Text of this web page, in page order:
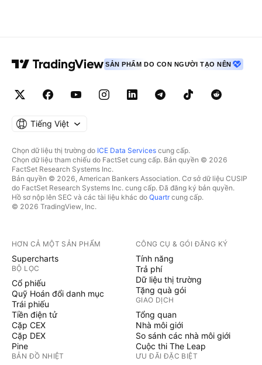
SẢN PHẨM DO CON NGƯỜI TẠO NÊN
Tiếng Việt
Chọn dữ liệu thị trường do ICE Data Services cung cấp.
Chọn dữ liệu tham chiếu do FactSet cung cấp. Bản quyền © 2026
FactSet Research Systems Inc.
Bản quyền © 2026, American Bankers Association. Cơ sở dữ liệu CUSIP
do FactSet Research Systems Inc. cung cấp. Đã đăng ký bản quyền.
Hồ sơ nộp lên SEC và các tài liệu khác do Quartrcung cấp.
© 2026 TradingView, Inc.
HƠN CẢ MỘT SẢN PHẨM
Supercharts
BỘ LỌC
Cổ phiếu
Quỹ Hoán đổi danh mục
Trái phiếu
Tiền điện tử
Cặp CEX
Cặp DEX
Pine
BẢN ĐỒ NHIỆT
CÔNG CỤ & GÓI ĐĂNG KÝ
Tính năng
Trả phí
Dữ liệu thị trường
Tặng quà gói
GIAO DỊCH
Tổng quan
Nhà môi giới
So sánh các nhà môi giới
Cuộc thi The Leap
ƯU ĐÃI ĐẶC BIỆT